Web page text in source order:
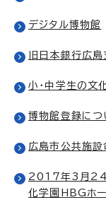
デジタル博物館
旧日本銀行広島
小・中学生の文
博物館登録につ
広島市公共施
2017年3月24
化学園HBGホ